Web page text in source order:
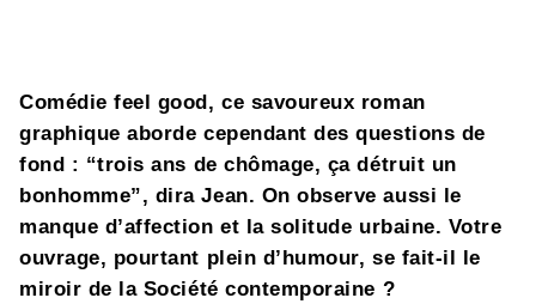
Comédie feel good, ce savoureux roman
graphique aborde cependant des questions de
fond : “trois ans de chômage, ça détruit un
bonhomme”, dira Jean. On observe aussi le
manque d’affection et la solitude urbaine. Votre
ouvrage, pourtant plein d’humour, se fait-il le
miroir de la Société contemporaine ?